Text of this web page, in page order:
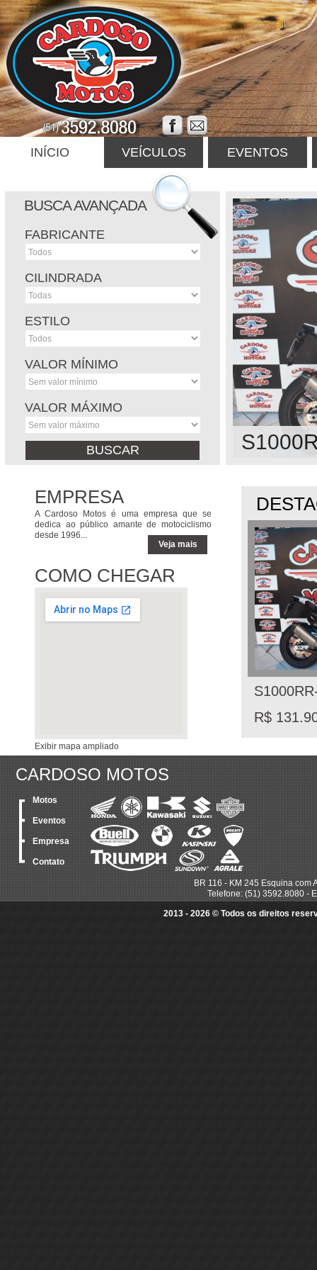
INÍCIO VEÍCULOS EVENTOS
BUSCA AVANÇADA
FABRICANTE
CILINDRADA
ESTILO
VALOR MÍNIMO
VALOR MÁXIMO
EMPRESA
A Cardoso Motos é uma empresa que se
dedica ao público amante de motociclismo
desde 1996...
Veja mais
COMO CHEGAR
Exibir mapa ampliado
R$
CARDOSO MOTOS
Motos
Eventos
Empresa
Contato
BR 116 - KM 245 Esquina com
Telefone: (51) 3592.8080 -
2013 - 2026 © Todos os direitos